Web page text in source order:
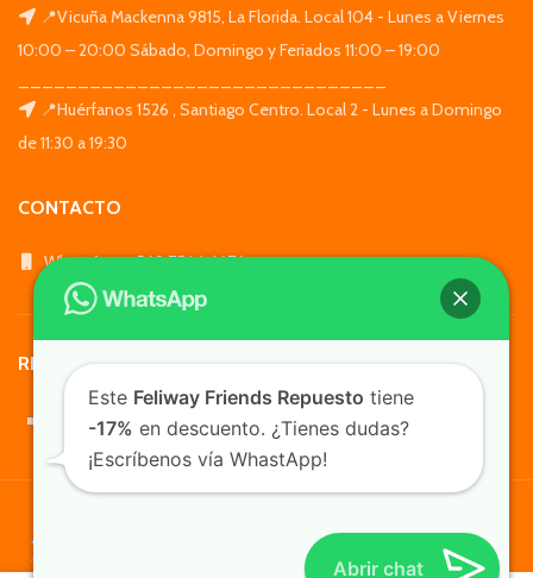
📍Vicuña Mackenna 9815, La Florida. Local 104 - Lunes a Viernes
10:00 – 20:00 Sábado, Domingo y Feriados 11:00 – 19:00
📍Huérfanos 1526 , Santiago Centro. Local 2 - Lunes a Domingo
de 11:30 a 19:30
CONTACTO
WhatsApp: +569 7564 4676
REDES SOCIALES
TusMascotas.cl
Abrir chat
Este Feliway Friends Repuesto tiene
-17% en descuento. ¿Tienes dudas?
¡Escríbenos vía WhastApp!